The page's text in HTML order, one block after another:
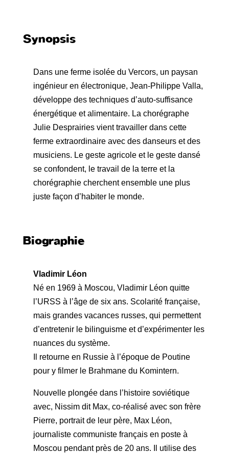
Synopsis
Dans une ferme isolée du Vercors, un paysan
ingénieur en électronique, Jean-Philippe Valla,
développe des techniques d’auto-suffisance
énergétique et alimentaire. La chorégraphe
Julie Desprairies vient travailler dans cette
ferme extraordinaire avec des danseurs et des
musiciens. Le geste agricole et le geste dansé
se confondent, le travail de la terre et la
chorégraphie cherchent ensemble une plus
juste façon d’habiter le monde.
Biographie
Vladimir Léon
Né en 1969 à Moscou, Vladimir Léon quitte
l’URSS à l’âge de six ans. Scolarité française,
mais grandes vacances russes, qui permettent
d’entretenir le bilinguisme et d’expérimenter les
nuances du système.
Il retourne en Russie à l’époque de Poutine
pour y filmer le Brahmane du Komintern.
Nouvelle plongée dans l’histoire soviétique
avec, Nissim dit Max, co-réalisé avec son frère
Pierre, portrait de leur père, Max Léon,
journaliste communiste français en poste à
Moscou pendant près de 20 ans. Il utilise des